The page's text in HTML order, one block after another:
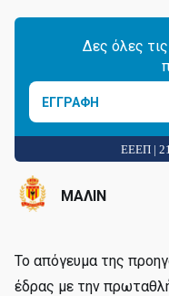
Δες όλες
ΕΓΓΡΑΦΗ
ΕΕΕΠ |
ΜΑΛΙΝ
Το απόγευμα της
έδρας με την